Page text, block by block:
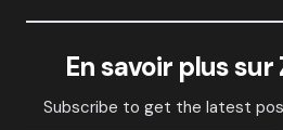
En savoir plus
Subscribe to get the latest